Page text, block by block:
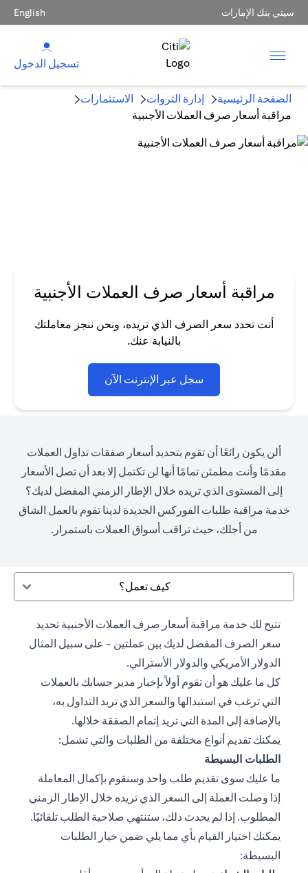
سيتي بنك الإمارات English
تسجيل الدخول
الصفحة الرئيسية إدارة الثروات
الاستثمارات
مراقبة أسعار صرف العملات الأجنبية
مراقبة أسعار صرف العملات الأجنبية
أنت تحدد سعر الصرف الذي تريده، ونحن ننجز معاملتك
بالنيابة عنك.
سجل عبر الإنترنت الآن
ألن يكون رائعًا أن تقوم بتحديد أسعار صفقات تداول العملات
مقدمًا وأنت مطمئن تمامًا أنها لن تكتمل إلا بعد أن تصل الأسعار
إلى المستوى الذي تريده خلال الإطار الزمني المفضل لديك؟
خدمة مراقبة طلبات الفوركس الجديدة لدينا تقوم بالعمل الشاق
من أجلك، حيث تراقب أسواق العملات باستمرار.
كيف تعمل؟
تتيح لك خدمة مراقبة أسعار صرف العملات الأجنبية تحديد
سعر الصرف المفضل لديك بين عملتين - على سبيل المثال
الدولار الأمريكي والدولار الأسترالي.
كل ما عليك هو أن تقوم أولاً بإخبار مدير حسابك بالعملات
التي ترغب في استبدالها والسعر الذي تريد التداول به،
بالإضافة إلى المدة التي تريد إتمام الصفقة خلالها.
يمكنك تقديم أنواع مختلفة من الطلبات والتي تشمل:
الطلبات البسيطة
ما عليك سوى تقديم طلب واحد وسنقوم بإكمال المعاملة
إذا وصلت العملة إلى السعر الذي تريده خلال الإطار الزمني
المطلوب. إذا لم يحدث ذلك، ستنتهي صلاحية الطلب تلقائيًا.
يمكنك اختيار القيام بأي مما يلي ضمن خيار الطلبات
البسيطة: